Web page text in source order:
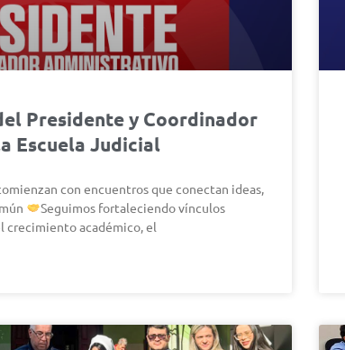
Presidente y Coordinador
Escuela Judicial
con encuentros que conectan ideas,
Seguimos fortaleciendo vínculos
crecimiento académico, el